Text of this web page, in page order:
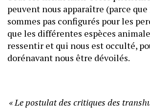
peuvent nous apparaître (parce que
sommes pas configurés pour les
que les différentes espèces
ressentir et qui nous est occulté,
dorénavant nous être dévoilés.
« Le postulat des critiques des